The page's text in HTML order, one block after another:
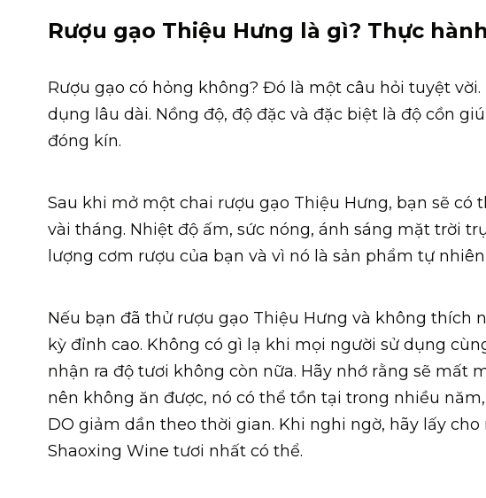
Rượu gạo Thiệu Hưng là gì? Thực
Rượu gạo có hỏng không? Đó là một câu hỏi tuyệt
dụng lâu dài. Nồng độ, độ đặc và đặc biệt là độ cồn
đóng kín.
Sau khi mở một chai rượu gạo Thiệu Hưng, bạn sẽ có
vài tháng. Nhiệt độ ấm, sức nóng, ánh sáng mặt trời
lượng cơm rượu của bạn và vì nó là sản phẩm tự
Nếu bạn đã thử rượu gạo Thiệu Hưng và không thích
kỳ đỉnh cao. Không có gì lạ khi mọi người sử dụng
nhận ra độ tươi không còn nữa. Hãy nhớ rằng sẽ mất
nên không ăn được, nó có thể tồn tại trong nhiều
DO giảm dần theo thời gian. Khi nghi ngờ, hãy lấy
Shaoxing Wine tươi nhất có thể.